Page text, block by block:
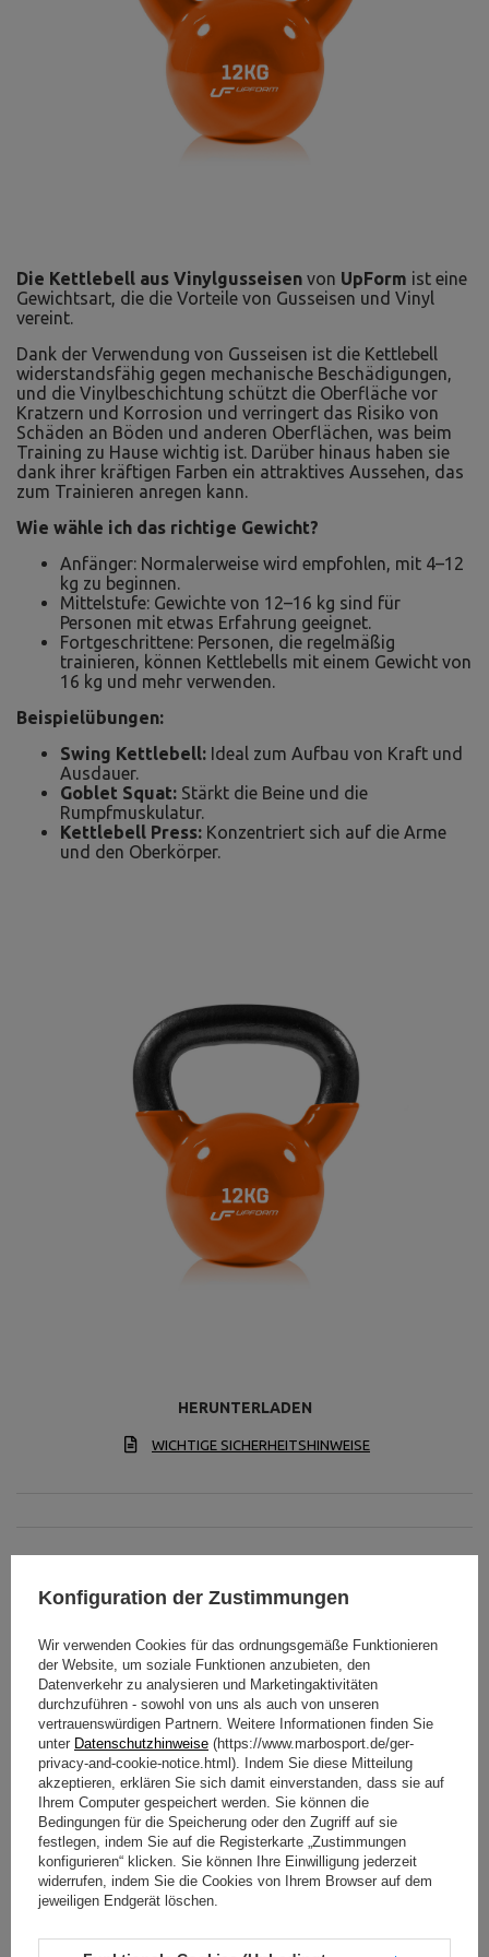
Die Kettlebell aus Vinylgusseisen von UpForm ist eine
Gewichtsart, die die Vorteile von Gusseisen und Vinyl
vereint.
Dank der Verwendung von Gusseisen ist die Kettlebell
widerstandsfähig gegen mechanische Beschädigungen,
und die Vinylbeschichtung schützt die Oberfläche vor
Kratzern und Korrosion und verringert das Risiko von
Schäden an Böden und anderen Oberflächen, was beim
Training zu Hause wichtig ist. Darüber hinaus haben sie
dank ihrer kräftigen Farben ein attraktives Aussehen, das
zum Trainieren anregen kann.
Wie wähle ich das richtige Gewicht?
Anfänger: Normalerweise wird empfohlen, mit 4–12
kg zu beginnen.
Mittelstufe: Gewichte von 12–16 kg sind für
Personen mit etwas Erfahrung geeignet.
Fortgeschrittene: Personen, die regelmäßig
trainieren, können Kettlebells mit einem Gewicht von
16 kg und mehr verwenden.
Beispielübungen:
Swing Kettlebell: Ideal zum Aufbau von Kraft und
Ausdauer.
Goblet Squat: Stärkt die Beine und die
Rumpfmuskulatur.
Kettlebell Press: Konzentriert sich auf die Arme
und den Oberkörper.
HERUNTERLADEN
WICHTIGE SICHERHEITSHINWEISE
Technische Daten
Innenmaterial Gusseisen
Gewicht 12 kg
Gewichttoleranz max. 5%
Beschichtung Vinyl
Durchmesser des Handgriffs-
Teils
34 mm
Konfiguration der Zustimmungen
Wir verwenden Cookies für das ordnungsgemäße Funktionieren
der Website, um soziale Funktionen anzubieten, den
Datenverkehr zu analysieren und Marketingaktivitäten
durchzuführen - sowohl von uns als auch von unseren
vertrauenswürdigen Partnern. Weitere Informationen finden Sie
unter Datenschutzhinweise (https://www.marbosport.de/ger-
privacy-and-cookie-notice.html). Indem Sie diese Mitteilung
akzeptieren, erklären Sie sich damit einverstanden, dass sie auf
Ihrem Computer gespeichert werden. Sie können die
Bedingungen für die Speicherung oder den Zugriff auf sie
festlegen, indem Sie auf die Registerkarte „Zustimmungen
konfigurieren“ klicken. Sie können Ihre Einwilligung jederzeit
widerrufen, indem Sie die Cookies von Ihrem Browser auf dem
jeweiligen Endgerät löschen.